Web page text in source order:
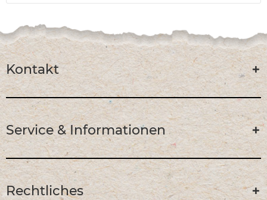
Kontakt
Service & Informationen
Rechtliches